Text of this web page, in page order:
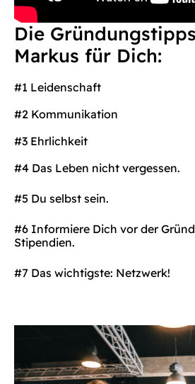
Die
Markus für Dich:
#1 Leidenschaft
#2 Kommunikation
#3 Ehrlichkeit
#4 Das Leben nicht vergessen.
#5 Du selbst sein.
#6 Informiere Dich vor der
Stipendien.
#7 Das wichtigste: Netzwerk!